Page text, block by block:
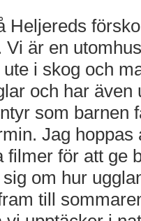
Heljereds
Vi är en
i skog och
och har
som barnen
Jag
filmer för att ge
om hur
till